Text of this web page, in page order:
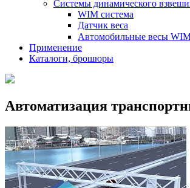
Системы динамического
WIM система
Датчик веса
Автомобильные весы WIM
Применение
Каталоги, брошюры
Автоматизация